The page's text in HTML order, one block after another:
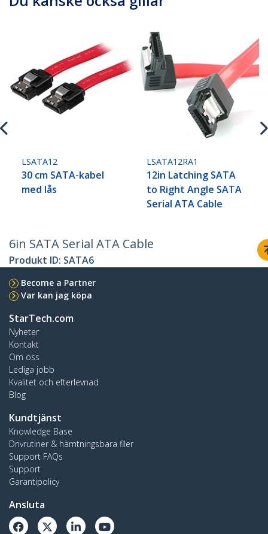
LSATA12
30 cm SATA-kabel
med lås
LSATA12RA1
12in Latching SATA
to Right Angle SATA
Serial ATA Cable
6in SATA Serial ATA Cable
Produkt ID: SATA6
Become a Partner
Var kan jag köpa
StarTech.com
Nyheter
Kontakt
Om oss
Lediga jobb
Kvalitet och efterlevnad
Blog
Kundtjänst
Knowledge Base
Drivrutiner & hämtningsbara filer
Support FAQs
Support
Garantipolicy
Ansluta